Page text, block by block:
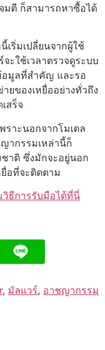
มตี ก็สามารถหาซื้อได้
เริ่มเปลี่ยนจากผู้ใช้
ะใช้เวลาตรวจดูระบบ
อมูลที่สำคัญ และรอ
ยของเหยื่ออย่างทั่วถึง
สร็จ
ราะนอกจากโมเดล
ากรรมเหล่านี้ก็
าติ ซึ่งมักจะอยู่นอก
อที่จะติดตาม
วิธีการรับมือได้ที่นี่
, มัลแวร์, อาชญากรรม